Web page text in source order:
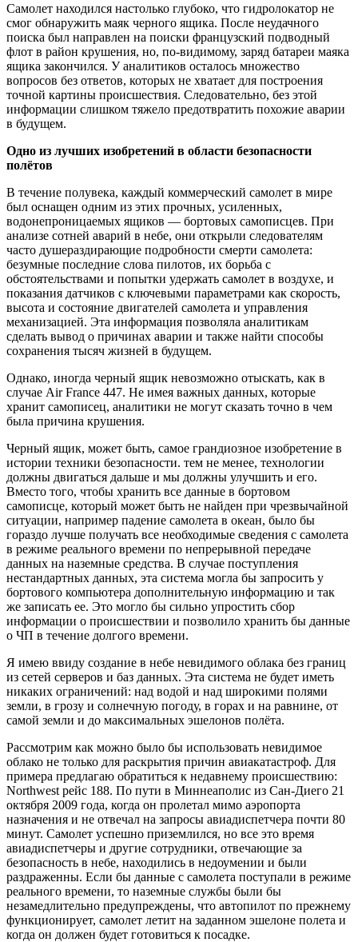
Самолет находился настолько глубоко, что гидролокатор не
смог обнаружить маяк черного ящика. После неудачного
поиска был направлен на поиски французский подводный
флот в район крушения, но, по-видимому, заряд батареи маяка
ящика закончился. У аналитиков осталось множество
вопросов без ответов, которых не хватает для построения
точной картины происшествия. Следовательно, без этой
информации слишком тяжело предотвратить похожие аварии
в будущем.
Одно из лучших изобретений в области безопасности
полётов
В течение полувека, каждый коммерческий самолет в мире
был оснащен одним из этих прочных, усиленных,
водонепроницаемых ящиков — бортовых самописцев. При
анализе сотней аварий в небе, они открыли следователям
часто душераздирающие подробности смерти самолета:
безумные последние слова пилотов, их борьба с
обстоятельствами и попытки удержать самолет в воздухе, и
показания датчиков с ключевыми параметрами как скорость,
высота и состояние двигателей самолета и управления
механизацией. Эта информация позволяла аналитикам
сделать вывод о причинах аварии и также найти способы
сохранения тысяч жизней в будущем.
Однако, иногда черный ящик невозможно отыскать, как в
случае Air France 447. Не имея важных данных, которые
хранит самописец, аналитики не могут сказать точно в чем
была причина крушения.
Черный ящик, может быть, самое грандиозное изобретение в
истории техники безопасности. тем не менее, технологии
должны двигаться дальше и мы должны улучшить и его.
Вместо того, чтобы хранить все данные в бортовом
самописце, который может быть не найден при чрезвычайной
ситуации, например падение самолета в океан, было бы
гораздо лучше получать все необходимые сведения с самолета
в режиме реального времени по непрерывной передаче
данных на наземные средства. В случае поступления
нестандартных данных, эта система могла бы запросить у
бортового компьютера дополнительную информацию и так
же записать ее. Это могло бы сильно упростить сбор
информации о происшествии и позволило хранить бы данные
о ЧП в течение долгого времени.
Я имею ввиду создание в небе невидимого облака без границ
из сетей серверов и баз данных. Эта система не будет иметь
никаких ограничений: над водой и над широкими полями
земли, в грозу и солнечную погоду, в горах и на равнине, от
самой земли и до максимальных эшелонов полёта.
Рассмотрим как можно было бы использовать невидимое
облако не только для раскрытия причин авиакатастроф. Для
примера предлагаю обратиться к недавнему происшествию:
Northwest рейс 188. По пути в Миннеаполис из Сан-Диего 21
октября 2009 года, когда он пролетал мимо аэропорта
назначения и не отвечал на запросы авиадиспетчера почти 80
минут. Самолет успешно приземлился, но все это время
авиадиспетчеры и другие сотрудники, отвечающие за
безопасность в небе, находились в недоумении и были
раздраженны. Если бы данные с самолета поступали в режиме
реального времени, то наземные службы были бы
незамедлительно предупреждены, что автопилот по прежнему
функционирует, самолет летит на заданном эшелоне полета и
когда он должен будет готовиться к посадке.